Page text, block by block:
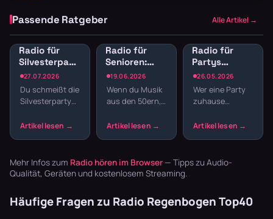
Passende Ratgeber Alle Artikel →
27.07.2026
Radio für
Silvesterparty:
Die besten
Sender für
den
Jahreswechsel
Du schmeißt die
Silvesterparty
den ganzen
basteln? Radio
läuft dur…
19.06.2026
Radio für
Senioren:
Musik der
50er, 60er
und 70er
Wenn du Musik
aus den 50ern,
70ern hören
Charts zu
zappen, bis…
26.05.2026
Radio für
Partys
zuhause: Die
besten
Sender für
Wer eine Party
zuhause
das Problem:
Songs skippen,
Mehr Infos zum Radio hören im Browser — Tipps zu Audio-
Qualität, Geräten und kostenlosem Streaming.
Häufige Fragen zu Radio Regenbogen Top40